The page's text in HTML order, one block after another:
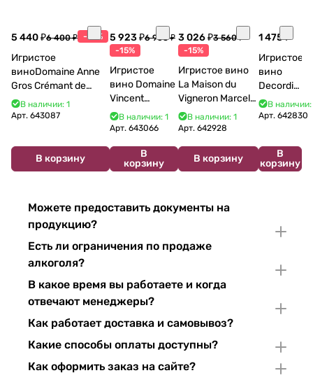
5 440 ₽6 400 ₽ -15%
Игристое
виноDomaine Anne
Gros Crémant de
Bourgogne La Fun en
Bulles Chardonnay et
В наличии: 1
Арт. 643087
В корзину
5 923 ₽6 968 ₽
-15%
Игристое
вино Domaine
Vincent
Bouzereau
Crémant de
В наличии: 1
Арт. 643066
В
корзину
3 026 ₽3 560 ₽
-15%
Игристое вино
La Maison du
Vigneron Marcel
Cabelier Cremant
du Jura
В наличии: 1
Арт.642928
В корзину
1 475 ₽
Игристое
вино
Decordi
Costa Blu
Brut 750
В наличии:
Арт. 642830
В
корзину
Можете предоставить документы на
продукцию?
Есть ли ограничения по продаже
алкоголя?
В какое время вы работаете и когда
отвечают менеджеры?
Как работает доставка и самовывоз?
Какие способы оплаты доступны?
Как оформить заказ на сайте?